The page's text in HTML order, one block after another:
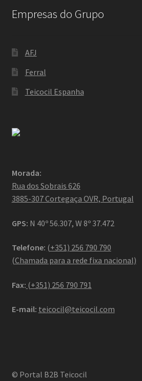
Empresas do Grupo
AFJ
Ferral
Teicocil Espanha
Morada:
Rua dos Sobrais 626
3885-307 Cortegaça OVR, Portugal
GPS: N 40º 56.307, W 8º 37.472
Telefone: (+351) 256 790 790
(Chamada para a rede fixa nacional)
Fax: (+351) 256 790 791
E-mail: teicocil@teicocil.com
© Portal B2B Teicocil